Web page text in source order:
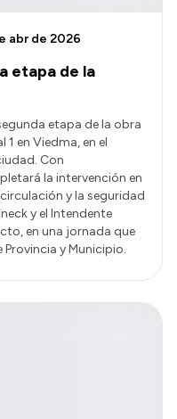
etapa de la
abr de 2026
etapa de la obra
1 en Viedma, en el
Con
la intervención en
y la seguridad
y el Intendente
en una jornada que
y Municipio.